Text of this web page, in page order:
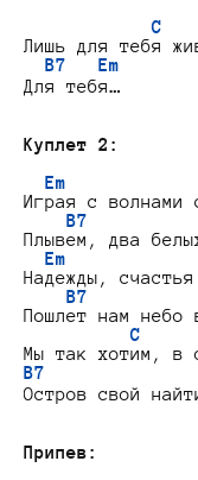
C
Лишь для тебя
B7   Em
Для тебя…
Куплет 2:
Em
Играя с волнами
B7
Плывем, два
Em
Надежды,
B7
Пошлет нам небо
C
B7
Остров свой
Припев: